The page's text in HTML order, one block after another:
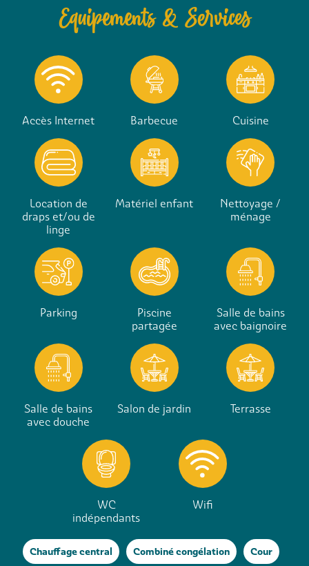
Equipements & Services
Accès Internet Barbecue Cuisine
Location de
draps et/ou de
linge
Matériel enfant
Nettoyage /
ménage
Parking
Piscine
partagée
Salle de bains
avec baignoire
Salle de bains
avec douche
Salon de jardin Terrasse
WC
indépendants
Wifi
Chauffage central Combiné congélation Cour